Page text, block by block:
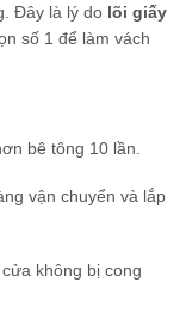
Đây là lý do lõi giấy
số 1 để làm vách
bê tông 10 lần.
vận chuyển và lắp
không bị cong